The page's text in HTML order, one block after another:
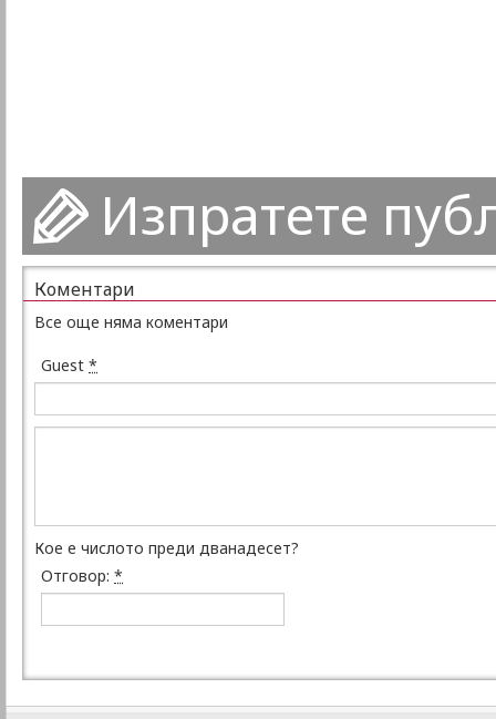
Изпратете
Коментари
Все още няма коментари
Guest *
Кое е числото преди дванадесет?
Отговор: *